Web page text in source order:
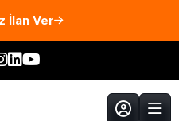
İlan Ver